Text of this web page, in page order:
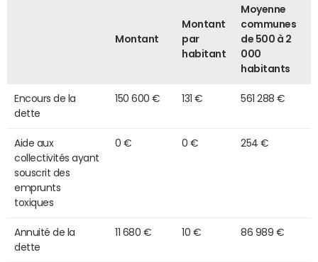
Montant
Montant
par
habitant
Moyenne
communes
de 500 à 2
000
habitants
Encours de la
dette
150 600 € 131 € 561 288 €
Aide aux
collectivités ayant
souscrit des
emprunts
toxiques
0 € 0 € 254 €
Annuité de la
dette
11 680 € 10 € 86 989 €